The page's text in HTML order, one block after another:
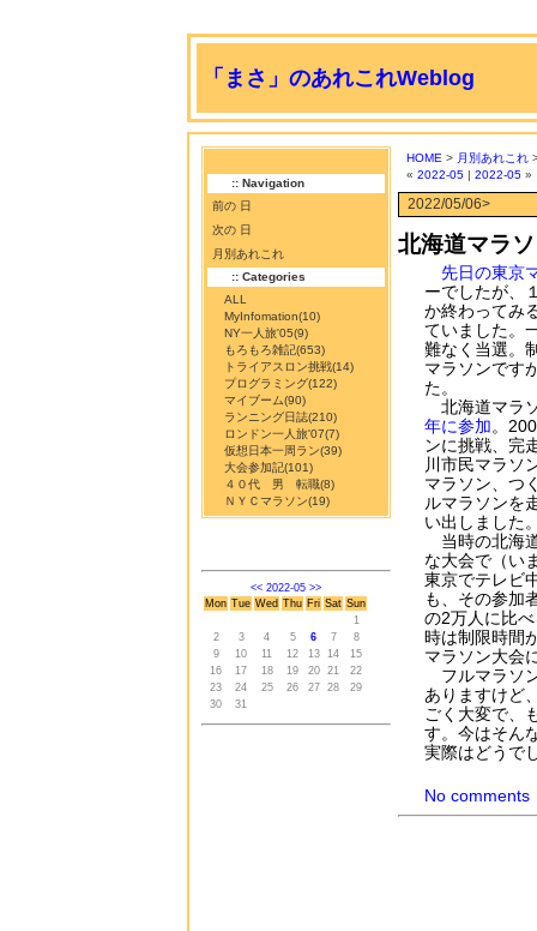
「まさ」のあれこれWeblog
:: Navigation
前の 日
次の 日
月別あれこれ
:: Categories
ALL
MyInfomation(10)
NY一人旅'05(9)
もろもろ雑記(653)
トライアスロン挑戦(14)
プログラミング(122)
マイブーム(90)
ランニング日誌(210)
ロンドン一人旅'07(7)
仮想日本一周ラン(39)
大会参加記(101)
４０代 男 転職(8)
ＮＹＣマラソン(19)
<< 2022-05 >>
Mon Tue Wed Thu Fri Sat Sun
1
2
3 4 5 6 7
8
9
10 11 12 13 14
15
16
17 18 19 20 21
22
23
24 25 26 27 28
29
30
31
HOME > 月別あれこれ
« 2022-05 | 2022-05 »
2022/05/06>
北海道マラ
先日の東京
ーでしたが、
か終わってみ
ていました。
難なく当選。
マラソンです
た。
北海道マラ
年に参加。
ンに挑戦、完
川市民マラソ
マラソン、つ
ルマラソンを
い出しました
当時の北海
な大会で（い
東京でテレビ
も、その参加
の2万人に比
時は制限時間
マラソン大会
フルマラソ
ありますけど
ごく大変で、
す。今はそん
実際はどうで
No comments